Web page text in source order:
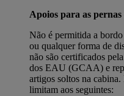
Apoios para as pernas
Não é permitida a
ou qualquer forma de
não são certificados
dos EAU (GCAA) e
artigos soltos na
limitam aos seguintes: